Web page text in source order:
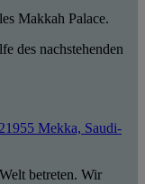
Makkah Palace.
des nachstehenden
Mekka, Saudi-
betreten. Wir